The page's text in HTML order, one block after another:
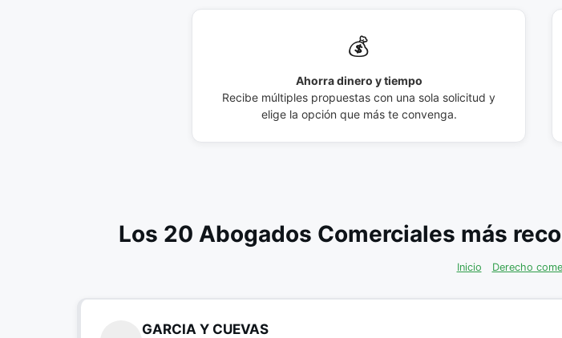
💰
Ahorra dinero y tiempo
Recibe múltiples propuestas con una sola solicitud y
elige la opción que más te convenga.
Los 20 Abogados Comerciales más
Inicio Derecho
GARCIA Y CUEVAS